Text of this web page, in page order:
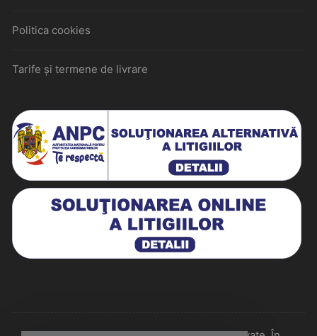
Politica cookies
Tarife și termene de livrare